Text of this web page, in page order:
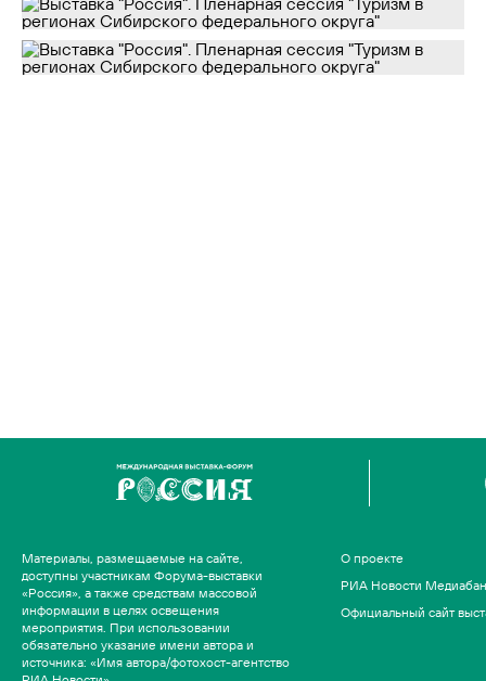
Материалы, размещаемые на сайте,
доступны участникам Форума-выставки
«Россия», а также средствам массовой
информации в целях освещения
мероприятия. При использовании
обязательно указание имени автора и
источника: «Имя автора/фотохост-агентство
О проекте
РИА Новости
Официальный сайт